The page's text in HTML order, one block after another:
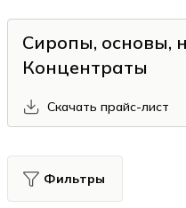
Сиропы, основы,
Концентраты
Скачать прайс-лист
Фильтры